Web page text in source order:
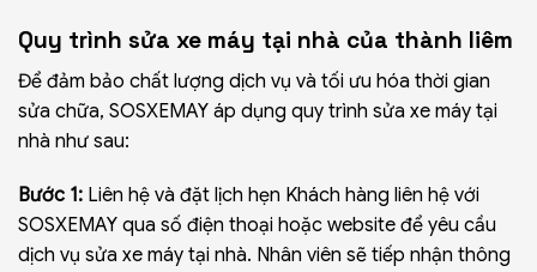
Quy trình sửa xe máy tại nhà của thành liêm
Để đảm bảo chất lượng dịch vụ và tối ưu hóa thời gian
sửa chữa, SOSXEMAY áp dụng quy trình sửa xe máy tại
nhà như sau:
Bước 1: Liên hệ và đặt lịch hẹn Khách hàng liên hệ với
SOSXEMAY qua số điện thoại hoặc website để yêu cầu
dịch vụ sửa xe máy tại nhà. Nhân viên sẽ tiếp nhận thông